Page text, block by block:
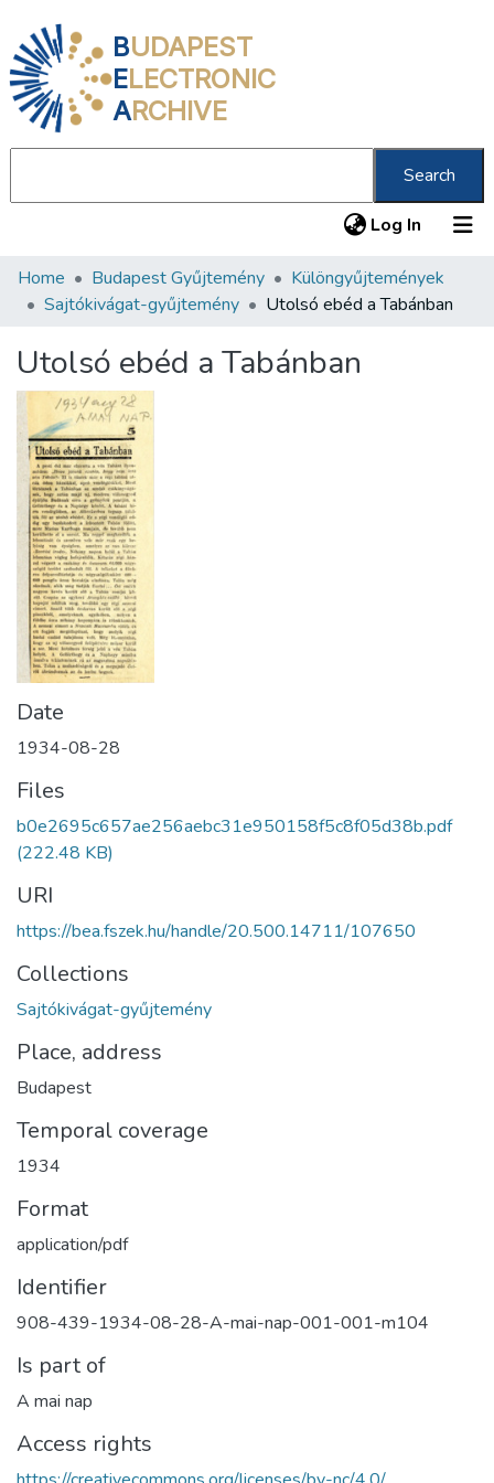
BUDAPEST
ELECTRONIC
ARCHIVE
Search
Log In (current)
Communities & Collections
Statistics
About us
Home Budapest Gyűjtemény
Különgyűjtemények
Sajtókivágat-gyűjtemény
Utolsó ebéd a Tabánban
Utolsó ebéd a Tabánban
Date
1934-08-28
Files
b0e2695c657ae256aebc31e950158f5c8f05d38b.pdf
(222.48 KB)
URI
https://bea.fszek.hu/handle/20.500.14711/107650
Collections
Sajtókivágat-gyűjtemény
Place, address
Budapest
Temporal coverage
1934
Format
application/pdf
Identifier
908-439-1934-08-28-A-mai-nap-001-001-m104
Is part of
A mai nap
Access rights